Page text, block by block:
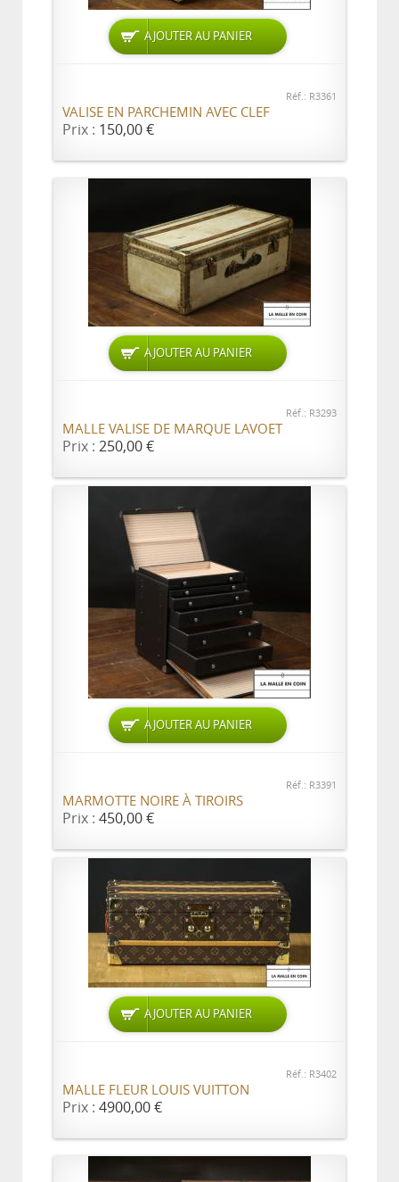
AJOUTER AU PANIER
Réf.: R3361
VALISE EN PARCHEMIN AVEC CLEF
Prix : 150,00 €
AJOUTER AU PANIER
Réf.: R3293
MALLE VALISE DE MARQUE LAVOET
Prix : 250,00 €
AJOUTER AU PANIER
Réf.: R3391
MARMOTTE NOIRE À TIROIRS
Prix : 450,00 €
AJOUTER AU PANIER
Réf.: R3402
MALLE FLEUR LOUIS VUITTON
Prix : 4900,00 €